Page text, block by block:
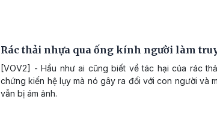
Rác thải nhựa qua ống kính người làm
[VOV2] - Hầu như ai cũng biết về tác hại của rác
chứng kiến hệ lụy mà nó gây ra đối với con người và
vẫn bị ám ảnh.